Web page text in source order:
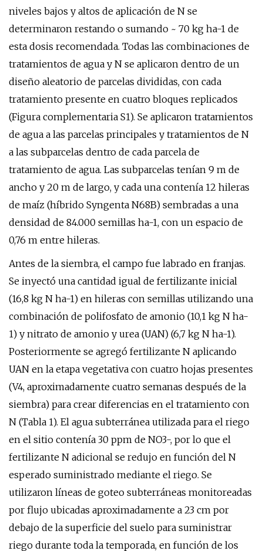
niveles bajos y altos de aplicación de N se
determinaron restando o sumando ~ 70 kg ha-1 de
esta dosis recomendada. Todas las combinaciones de
tratamientos de agua y N se aplicaron dentro de un
diseño aleatorio de parcelas divididas, con cada
tratamiento presente en cuatro bloques replicados
(Figura complementaria S1). Se aplicaron tratamientos
de agua a las parcelas principales y tratamientos de N
a las subparcelas dentro de cada parcela de
tratamiento de agua. Las subparcelas tenían 9 m de
ancho y 20 m de largo, y cada una contenía 12 hileras
de maíz (híbrido Syngenta N68B) sembradas a una
densidad de 84.000 semillas ha-1, con un espacio de
0,76 m entre hileras.
Antes de la siembra, el campo fue labrado en franjas.
Se inyectó una cantidad igual de fertilizante inicial
(16,8 kg N ha-1) en hileras con semillas utilizando una
combinación de polifosfato de amonio (10,1 kg N ha-
1) y nitrato de amonio y urea (UAN) (6,7 kg N ha-1).
Posteriormente se agregó fertilizante N aplicando
UAN en la etapa vegetativa con cuatro hojas presentes
(V4, aproximadamente cuatro semanas después de la
siembra) para crear diferencias en el tratamiento con
N (Tabla 1). El agua subterránea utilizada para el riego
en el sitio contenía 30 ppm de NO3-, por lo que el
fertilizante N adicional se redujo en función del N
esperado suministrado mediante el riego. Se
utilizaron líneas de goteo subterráneas monitoreadas
por flujo ubicadas aproximadamente a 23 cm por
debajo de la superficie del suelo para suministrar
riego durante toda la temporada, en función de los